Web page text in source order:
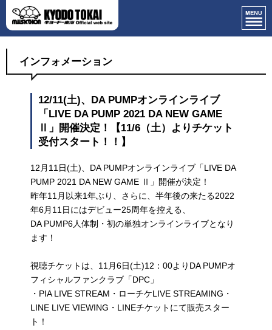
インフォメーション
12/11(土)、DA PUMPオンラインライブ
「LIVE DA PUMP 2021 DA NEW GAME
Ⅱ」開催決定！【11/6（土）よりチケット
受付スタート！！】
12月11日(土)、DA PUMPオンラインライブ「LIVE DA
PUMP 2021 DA NEW GAME Ⅱ」開催が決定！
昨年11月以来1年ぶり、さらに、半年後の来たる2022
年6月11日にはデビュー25周年を控える、
DA PUMP6人体制・初の単独オンラインライブとなり
ます！
視聴チケットは、11月6日(土)12：00よりDA PUMPオ
フィシャルファンクラブ「DPC」
・PIA LIVE STREAM・ローチケLIVE STREAMING・
LINE LIVE VIEWING・LINEチケットにて販売スター
ト！